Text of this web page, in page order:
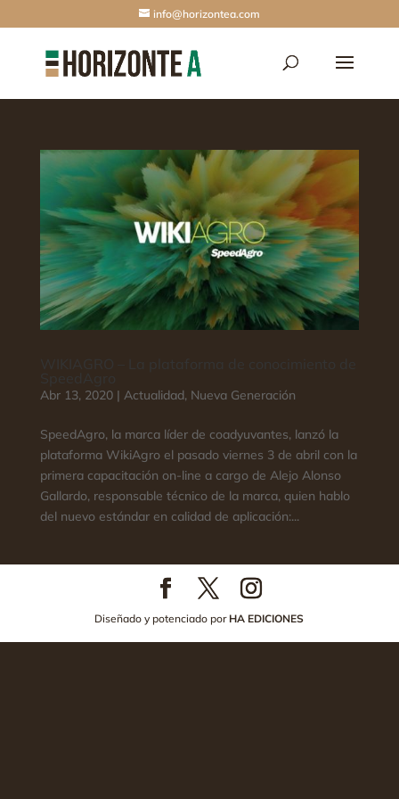
info@horizontea.com
Abr 13, 2020| Actualidad, Nueva Generación
SpeedAgro, la marca líder de coadyuvantes, lanzó la
plataforma WikiAgro el pasado viernes 3 de abril con la
primera capacitación on-line a cargo de Alejo Alonso
Gallardo, responsable técnico de la marca, quien hablo
del nuevo estándar en calidad de aplicación:...
Diseñado y potenciado por HA EDICIONES